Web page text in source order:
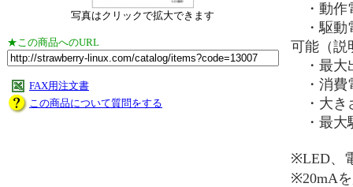
写真はクリックで拡大できます
★この商品へのURL
FAX用注文書
この商品について質問をする
・動作
・駆動
可能（説
・最大
・消費
・大き
・最大
※LED、
※20mA